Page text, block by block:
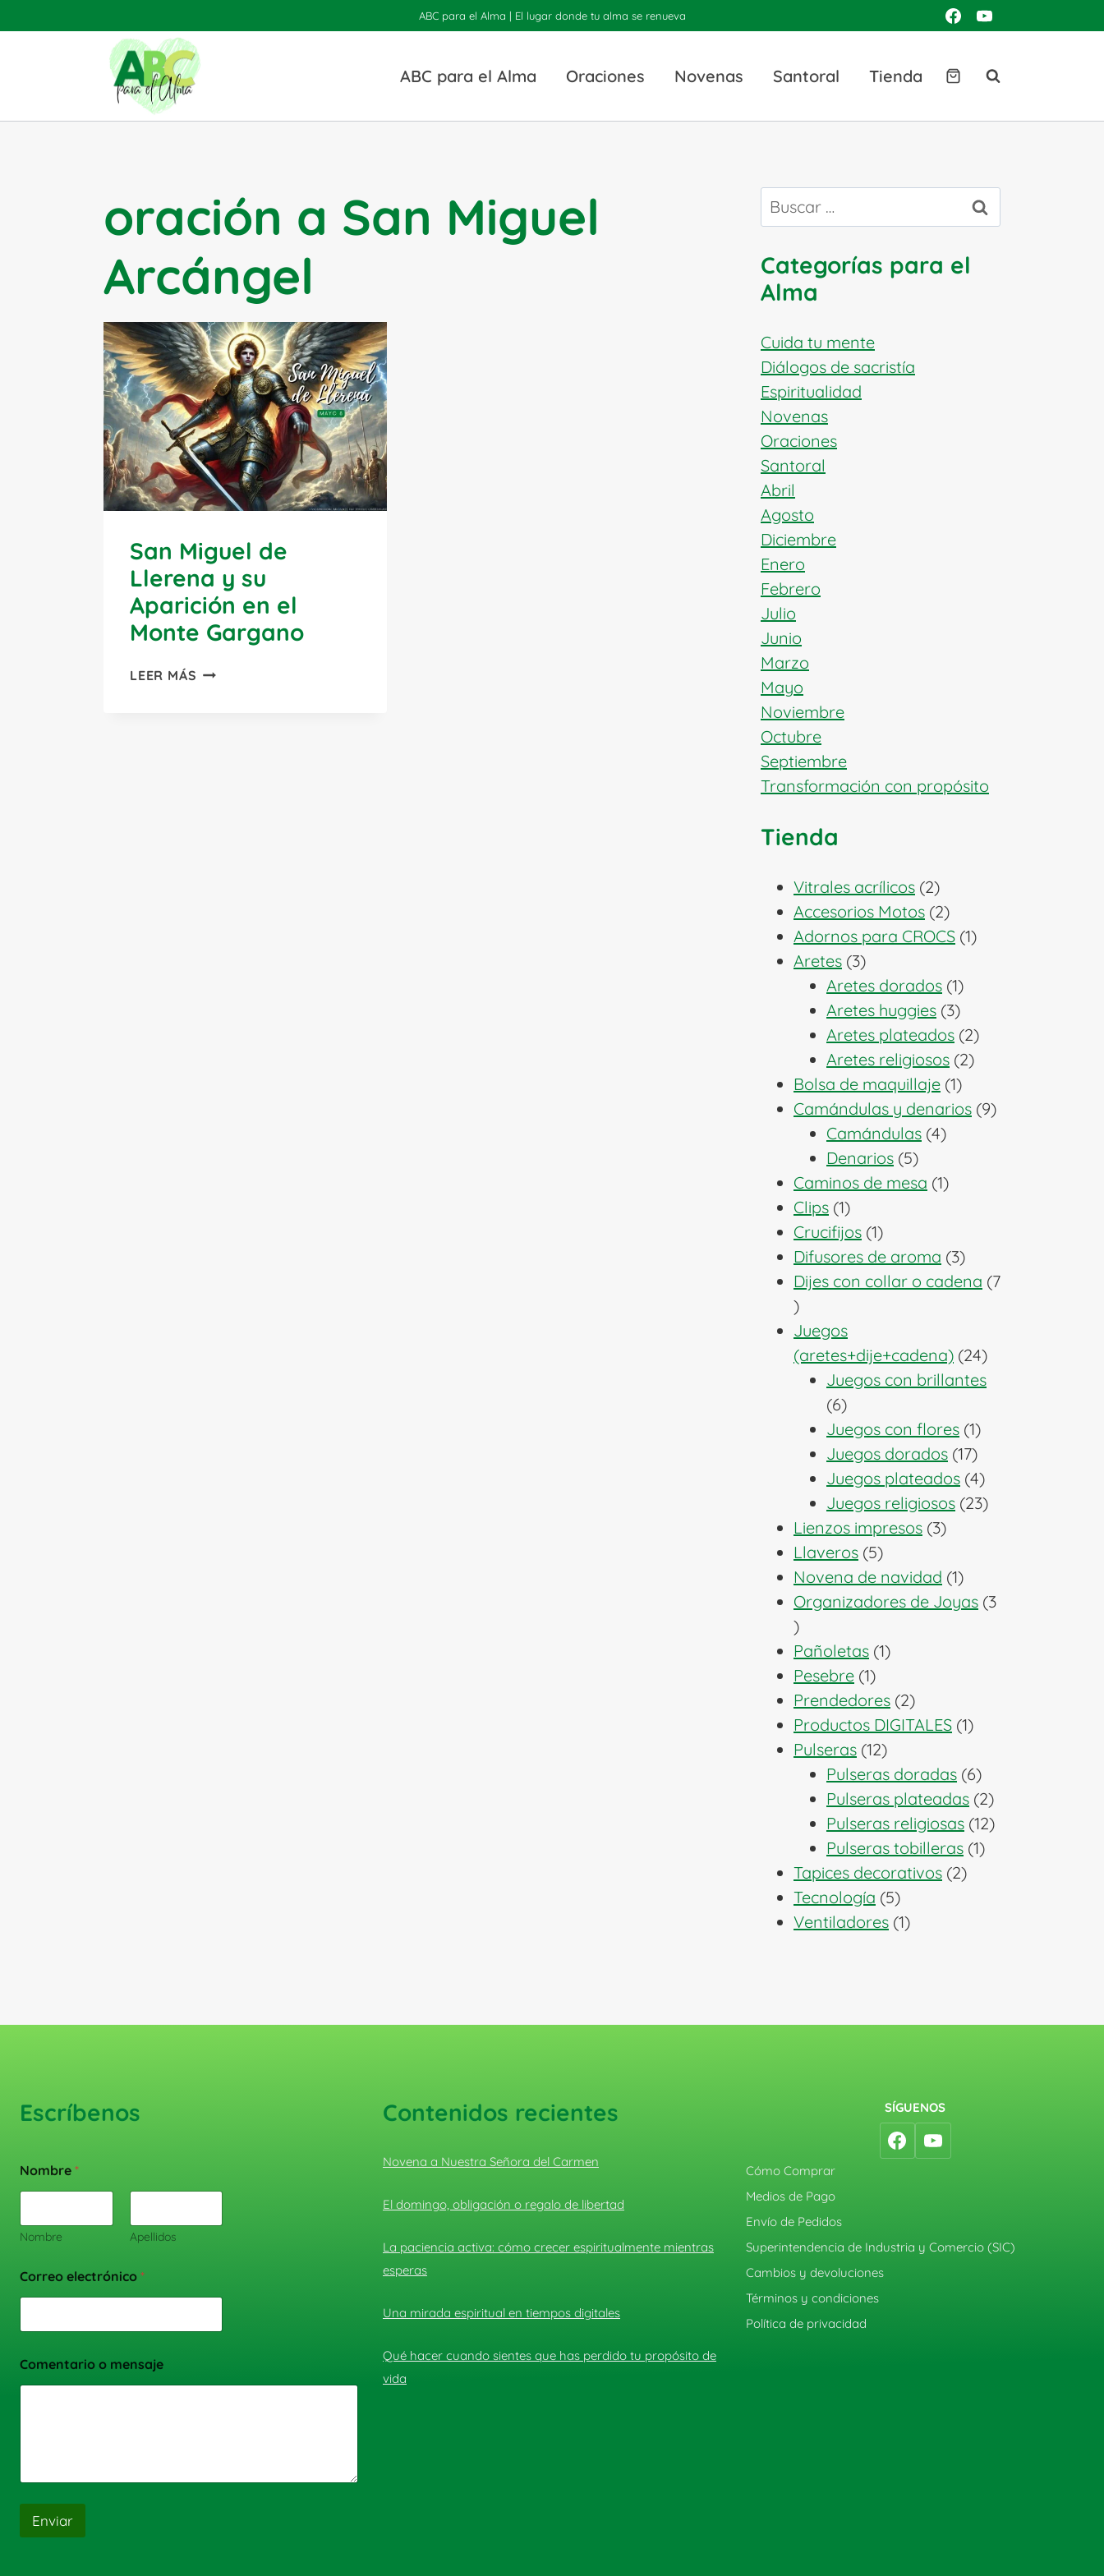
al
ABC para el Alma | El lugar donde tu alma se renueva
ABC para el Alma Oraciones Novenas Santoral Tienda
oración a San Miguel
Arcángel
San Miguel de
Llerena y su
Aparición en el
Monte Gargano
LEER MÁS SAN
Buscar:
Categorías para el
Alma
Cuida tu mente
Diálogos de sacristía
Espiritualidad
Novenas
Oraciones
Santoral
Abril
Agosto
Diciembre
Enero
Febrero
Julio
Junio
Marzo
Mayo
Noviembre
Octubre
Septiembre
Transformación con propósito
Tienda
Vitrales acrílicos 22
productos
Accesorios Motos 22
productos
Adornos para CROCS 11
Aretes 33
productos
Aretes dorados 11
producto
Aretes huggies 33
productos
Aretes plateados 22
productos
Aretes religiosos 22
Bolsa de maquillaje 11
producto
Camándulas y denarios 99
Camándulas 44
Denarios 55
productos
Caminos de mesa 11
Clips 11
producto
Crucifijos 11
producto
Difusores de aroma 33
productos
Dijes con collar o cadena 7
7
productos
Juegos
(aretes+dije+cadena) 2424
productos
Juegos con brillantes
66
productos
Juegos con flores 11
producto
Juegos dorados 1717
productos
Juegos plateados 44
productos
Juegos religiosos 2323
Lienzos impresos 33
Llaveros 55
productos
Novena de navidad 11
producto
Organizadores de Joyas 3
3
productos
Pañoletas 11
Pesebre 11
producto
Prendedores 22
productos
Productos DIGITALES 11
Pulseras 1212
productos
Pulseras doradas 66
productos
Pulseras plateadas 22
productos
Pulseras religiosas 1212
Pulseras tobilleras 11
Tapices decorativos 22
Tecnología 55
productos
Ventiladores 11
Escríbenos
Nombre *
Nombre Apellidos
Correo electrónico *
Comentario o mensaje
Enviar
Contenidos recientes
Novena a Nuestra Señora del Carmen
El domingo, obligación o regalo de libertad
La paciencia activa: cómo crecer espiritualmente mientras
esperas
Una mirada espiritual en tiempos digitales
Qué hacer cuando sientes que has perdido tu propósito de
vida
SÍGUENOS
Cómo Comprar
Medios de Pago
Envío de Pedidos
Superintendencia de Industria y Comercio (SIC)
Cambios y devoluciones
Términos y condiciones
Política de privacidad